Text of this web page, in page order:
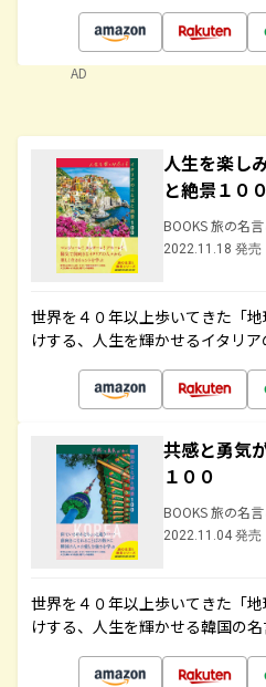
AD
人生を楽し
と絶景１００
BOOKS 旅の名
2022.11.18 発売
世界を４０年以上歩いてきた「
けする、人生を輝かせるイタリ
共感と勇気
１００
BOOKS 旅の名
2022.11.04 発売
世界を４０年以上歩いてきた「
けする、人生を輝かせる韓国の